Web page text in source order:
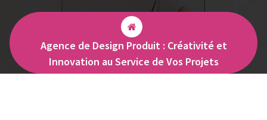
Agence de Design Produit : Créativité et
Innovation au Service de Vos Projets